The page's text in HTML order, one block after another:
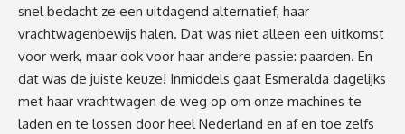
snel bedacht ze een uitdagend alternatief, haar
vrachtwagenbewijs halen. Dat was niet alleen een uitkomst
voor werk, maar ook voor haar andere passie: paarden. En
dat was de juiste keuze! Inmiddels gaat Esmeralda dagelijks
met haar vrachtwagen de weg op om onze machines te
laden en te lossen door heel Nederland en af en toe zelfs